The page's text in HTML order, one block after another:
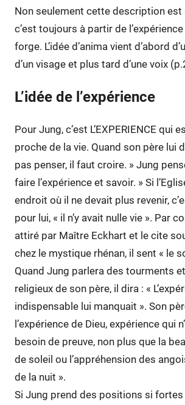
Non seulement cette description est
c’est toujours à partir de l’expérience
forge. L’idée d’anima vient d’abord
d’un visage et plus tard d’une voix
L’idée de l’expérience
Pour Jung, c’est L’EXPERIENCE qui
proche de la vie. Quand son père lui
pas penser, il faut croire. » Jung
faire l’expérience et savoir. » Si
endroit où il ne devait plus revenir,
pour lui, « il n’y avait nulle vie ». Par
attiré par Maître Eckhart et le cite
chez le mystique rhénan, il sent « le
Quand Jung parlera des tourments
religieux de son père, il dira : «
indispensable lui manquait ». Son
l’expérience de Dieu, expérience qui
besoin de preuve, non plus que la
de soleil ou l’appréhension des
de la nuit ».
Si Jung prend des positions si